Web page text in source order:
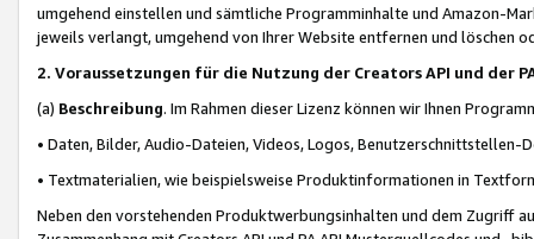
umgehend einstellen und sämtliche Programminhalte und Amazon-
jeweils verlangt, umgehend von Ihrer Website entfernen und löschen
2. Voraussetzungen für die Nutzung der Creators API und der
(a) Beschreibung. Im Rahmen dieser Lizenz können wir Ihnen
• Daten, Bilder, Audio-Dateien, Videos, Logos, Benutzerschnittstellen-
• Textmaterialien, wie beispielsweise Produktinformationen in
Neben den vorstehenden Produktwerbungsinhalten und dem Zugriff